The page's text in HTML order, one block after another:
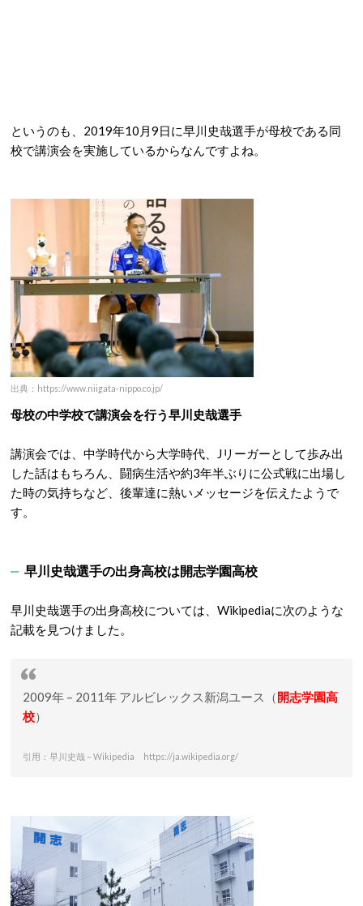
というのも、2019年10月9日に早川史哉選手が母校である同
校で講演会を実施しているからなんですよね。
出典：https://www.niigata-nippo.co.jp/
母校の中学校で講演会を行う早川史哉選手
講演会では、中学時代から大学時代、Jリーガーとして歩み出
した話はもちろん、闘病生活や約3年半ぶりに公式戦に出場し
た時の気持ちなど、後輩達に熱いメッセージを伝えたようで
す。
早川史哉選手の出身高校は開志学園高校
早川史哉選手の出身高校については、Wikipediaに次のような
記載を見つけました。
2009年 – 2011年 アルビレックス新潟ユース（開志学園高
校）
引用：早川史哉 – Wikipedia https://ja.wikipedia.org/